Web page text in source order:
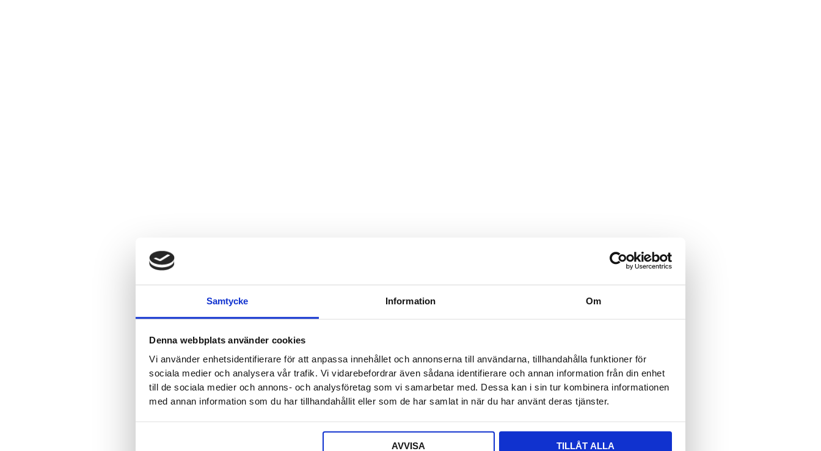
Samtycke Information Om
Denna webbplats använder cookies
Vi använder enhetsidentifierare för att anpassa innehållet och annonserna till användarna, tillhandahålla funktioner för
sociala medier och analysera vår trafik. Vi vidarebefordrar även sådana identifierare och annan information från din enhet
till de sociala medier och annons- och analysföretag som vi samarbetar med. Dessa kan i sin tur kombinera informationen
med annan information som du har tillhandahållit eller som de har samlat in när du har använt deras tjänster.
AVVISA TILLÅT ALLA
Detta fält är dolt när formuläret visas
Ditt namn*
E-post